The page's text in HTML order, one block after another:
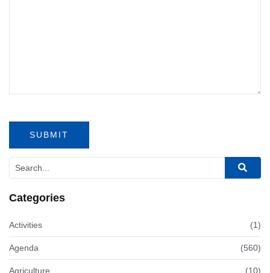
Categories
Activities (1)
Agenda (560)
Agriculture (10)